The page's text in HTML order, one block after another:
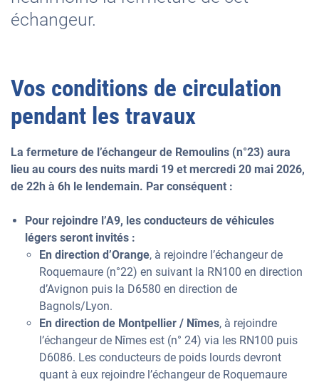
échangeur.
Vos conditions de circulation
pendant les travaux
La fermeture de l’échangeur de Remoulins (n°23) aura
lieu au cours des nuits mardi 19 et mercredi 20 mai 2026,
de 22h à 6h le lendemain. Par conséquent :
Pour rejoindre l’A9, les conducteurs de véhicules
légers seront invités :
En direction d’Orange, à rejoindre l’échangeur de
Roquemaure (n°22) en suivant la RN100 en direction
d’Avignon puis la D6580 en direction de
Bagnols/Lyon.
En direction de Montpellier / Nîmes, à rejoindre
l’échangeur de Nîmes est (n° 24) via les RN100 puis
D6086. Les conducteurs de poids lourds devront
quant à eux rejoindre l’échangeur de Roquemaure